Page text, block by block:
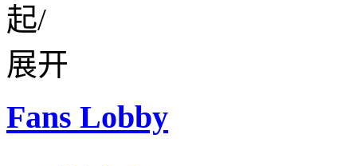
Fans Lobby